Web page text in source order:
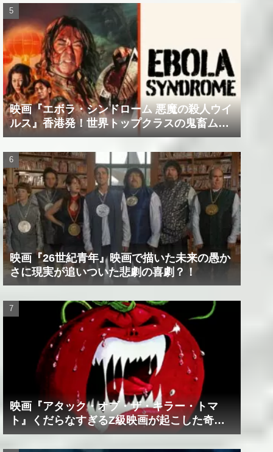
映画『エボラ・シンドローム 悪魔の殺人ウイ
ルス』香港発！世界トップクラスの鬼畜ムー
ビー！！
映画『26世紀青年』映画で描いた未来の愚か
さに現実が追いついた悲劇の喜劇？！
映画『アタック・オブ・ザ・キラー・トマ
ト』くだらなすぎるZ級映画が起こした奇跡
の数々！？